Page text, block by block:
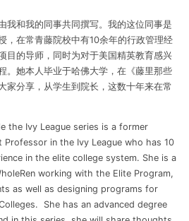
我和我的同事共同撰写。我的这位同事是
，在常青藤院校中有10余年的行政管理经
目的导师，同时为对于美国精英教育感兴
。她本人毕业于哈佛大学，在《藤里那些
家分享，从学生到院长，这数十年来在常
the Ivy League series is a former
Professor in the Ivy League who has 10
in the elite college system. She is a
working with the Elite Program,
as well as designing programs for
She has an advanced degree